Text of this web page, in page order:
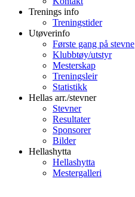
Trenings info
Treningstider
Utøverinfo
Første gang på stevne
Klubbtøy/utstyr
Mesterskap
Treningsleir
Statistikk
Hellas arr./stevner
Stevner
Resultater
Sponsorer
Bilder
Hellashytta
Hellashytta
Mestergalleri